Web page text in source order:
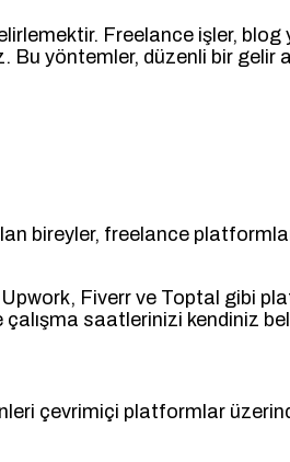
Freelance işler, blog
yöntemler, düzenli bir gelir
bireyler, freelance
Upwork, Fiverr ve Toptal gibi
çalışma saatlerinizi kendiniz
çevrimiçi platformlar